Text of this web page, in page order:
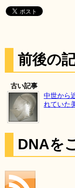
前後の
古い記事
中世から
れていた
DNAを